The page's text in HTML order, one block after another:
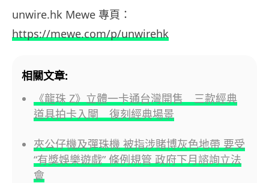
unwire.hk Mewe 專頁：
https://mewe.com/p/unwirehk
相關文章:
《龍珠 Z》立體一卡通台灣開售 三款經典
道具拍卡入閘 復刻經典場景
夾公仔機及彈珠機 被指涉賭博灰色地帶 要受
“有獎娛樂遊戲” 條例規管 政府下月諮詢立法
會